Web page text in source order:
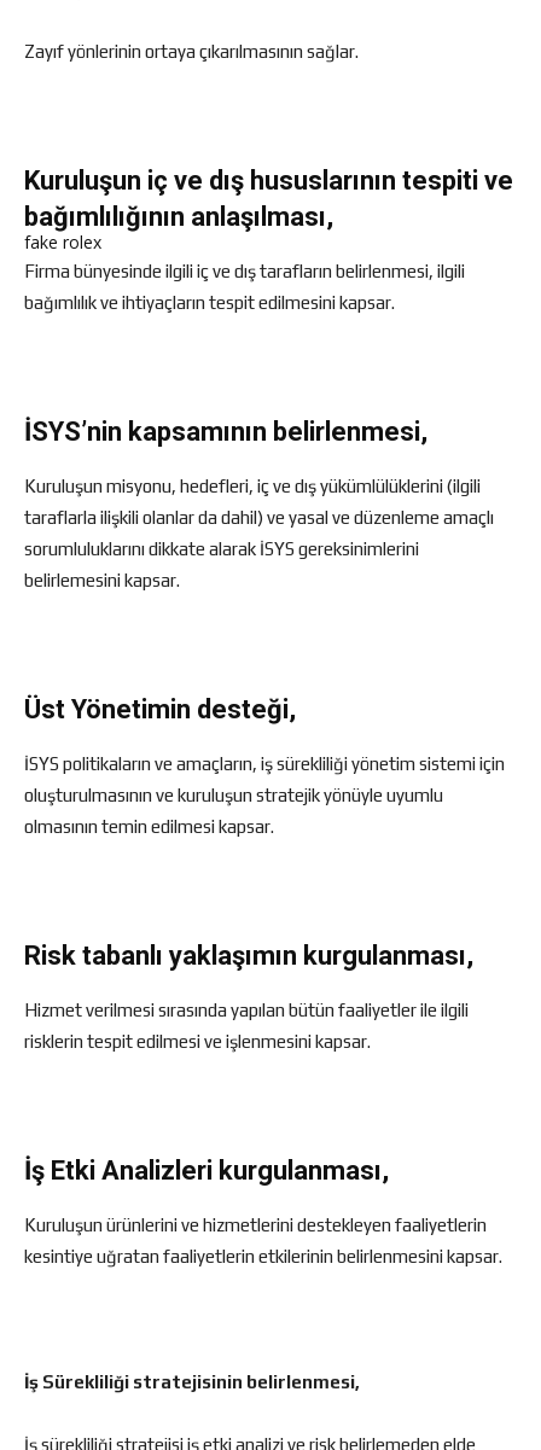
Zayıf yönlerinin ortaya çıkarılmasının sağlar.
Kuruluşun iç ve dış hususlarının tespiti ve
bağımlılığının anlaşılması,
Firma bünyesinde ilgili iç ve dış tarafların belirlenmesi, ilgili
bağımlılık ve ihtiyaçların tespit edilmesini kapsar.
İSYS’nin kapsamının belirlenmesi,
Kuruluşun misyonu, hedefleri, iç ve dış yükümlülüklerini (ilgili
taraflarla ilişkili olanlar da dahil) ve yasal ve düzenleme amaçlı
sorumluluklarını dikkate alarak İSYS gereksinimlerini
belirlemesini kapsar.
Üst Yönetimin desteği,
İSYS politikaların ve amaçların, iş sürekliliği yönetim sistemi için
oluşturulmasının ve kuruluşun stratejik yönüyle uyumlu
olmasının temin edilmesi kapsar.
Risk tabanlı yaklaşımın kurgulanması,
Hizmet verilmesi sırasında yapılan bütün faaliyetler ile ilgili
risklerin tespit edilmesi ve işlenmesini kapsar.
İş Etki Analizleri kurgulanması,
Kuruluşun ürünlerini ve hizmetlerini destekleyen faaliyetlerin
kesintiye uğratan faaliyetlerin etkilerinin belirlenmesini kapsar.
İş Sürekliliği stratejisinin belirlenmesi,
İş sürekliliği stratejisi iş etki analizi ve risk belirlemeden elde
fake rolex